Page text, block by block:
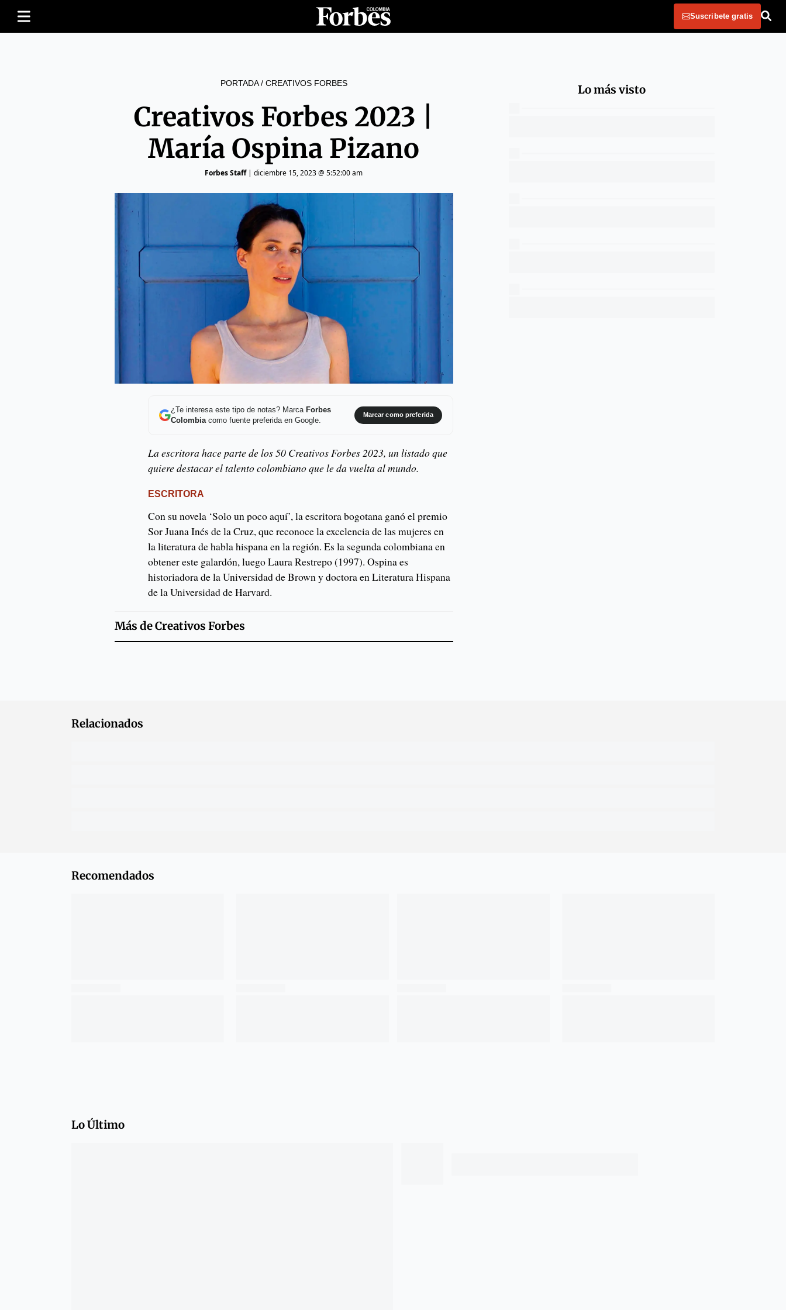
Suscribete gratis
PORTADA/ CREATIVOS FORBES
Creativos Forbes 2023 |
María Ospina Pizano
Forbes Staff| diciembre 15, 2023 @ 5:52:00 am
¿Te interesa este tipo de notas? Marca Forbes
Colombiacomo fuente preferida en Google.
Marcar como preferida
La escritora hace parte de los 50 Creativos Forbes 2023, un listado que
quiere destacar el talento colombiano que le da vuelta al mundo.
ESCRITORA
Con su novela ‘Solo un poco aquí’, la escritora bogotana ganó el premio
Sor Juana Inés de la Cruz, que reconoce la excelencia de las mujeres en
la literatura de habla hispana en la región. Es la segunda colombiana en
obtener este galardón, luego Laura Restrepo (1997). Ospina es
historiadora de la Universidad de Brown y doctora en Literatura Hispana
de la Universidad de Harvard.
Más deCreativos Forbes
Lo más visto
Relacionados
Recomendados
Lo Último